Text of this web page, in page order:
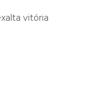
vitória